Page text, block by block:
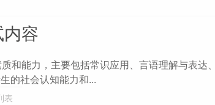
容
和能力，主要包括常识应用、言语理解与表达
的社会认知能力和...
表